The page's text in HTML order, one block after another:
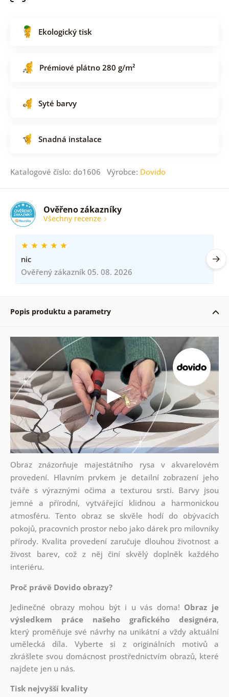
Ekologický tisk
Prémiové plátno 280 g/m²
Syté barvy
Snadná instalace
Katalogové číslo: do1606 Výrobce: Dovido
Ověřeno zákazníky
Všechny recenze
nic
Ověřený zákazník 05. 08. 2026
Popis produktu a parametry
Obraz znázorňuje majestátního rysa v akvarelovém
provedení. Hlavním prvkem je detailní zobrazení jeho
tváře s výraznými očima a texturou srsti. Barvy jsou
jemné a přírodní, vytvářející klidnou a harmonickou
atmosféru. Tento obraz se skvěle hodí do obývacích
pokojů, pracovních prostor nebo jako dárek pro milovníky
přírody. Kvalita provedení zaručuje dlouhou životnost a
živost barev, což z něj činí skvělý doplněk každého
interiéru.
Proč právě Dovido obrazy?
Jedinečné obrazy mohou být i u vás doma! Obraz je
výsledkem práce našeho grafického designéra,
který proměňuje své návrhy na unikátní a vždy aktuální
umělecká díla. Vyberte si z originálních motivů a
zkrášlete svou domácnost prostřednictvím obrazů, které
najdete jen u nás.
Tisk nejvyšší kvality